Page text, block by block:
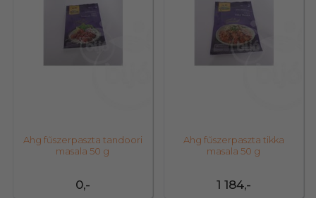
0,-
Ahg fűszerpaszta tandoori
masala 50 g
1 184,-
Ahg fűszerpaszta tikka
masala 50 g